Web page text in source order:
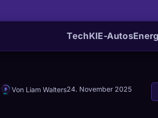
TechKIE-Autos
Von Liam Walters24. November 2025